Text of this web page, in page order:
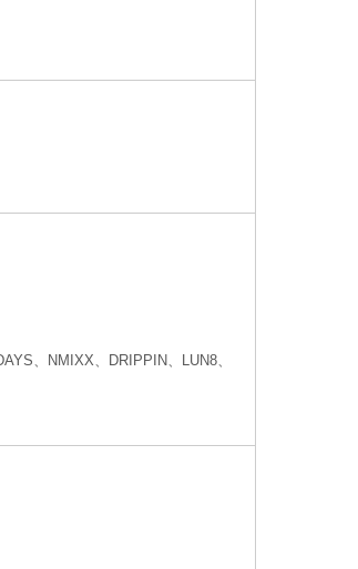
、NMIXX、DRIPPIN、LUN8、